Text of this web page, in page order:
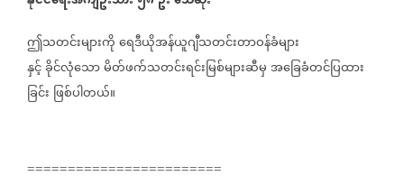
ဤသတင်းများကိုရေဒီယိုအန်ယူဂျီသတင်းတာဝန်ခံများ
နှင့်ခိုင်လုံသောမိတ်ဖက်သတင်းရင်းမြစ်များဆီမှအခြေခံတင်ပြထား
ခြင်း ဖြစ်ပါတယ်။
========================